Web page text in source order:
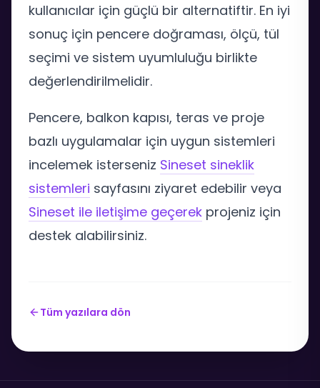
kullanıcılar için güçlü bir alternatiftir. En iyi
sonuç için pencere doğraması, ölçü, tül
seçimi ve sistem uyumluluğu birlikte
değerlendirilmelidir.
Pencere, balkon kapısı, teras ve proje
bazlı uygulamalar için uygun sistemleri
incelemek isterseniz Sineset sineklik
sistemleri sayfasını ziyaret edebilir veya
Sineset ile iletişime geçerek projeniz için
destek alabilirsiniz.
Tüm yazılara dön